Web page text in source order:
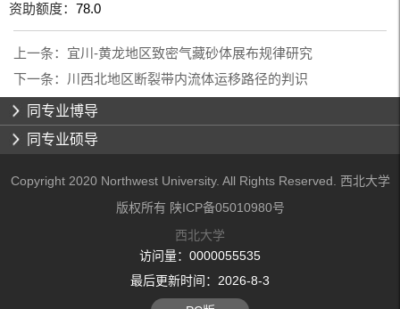
资助额度：78.0
上一条： 宜川-黄龙地区致密气藏砂体展布规律研究
下一条： 川西北地区断裂带内流体运移路径的判识
同专业博导
同专业硕导
Copyright 2020 Northwest University. All Rights Reserved. 西北大学
版权所有 陕ICP备05010980号
西北大学
访问量： 0000055535
最后更新时间： 2026-8-3